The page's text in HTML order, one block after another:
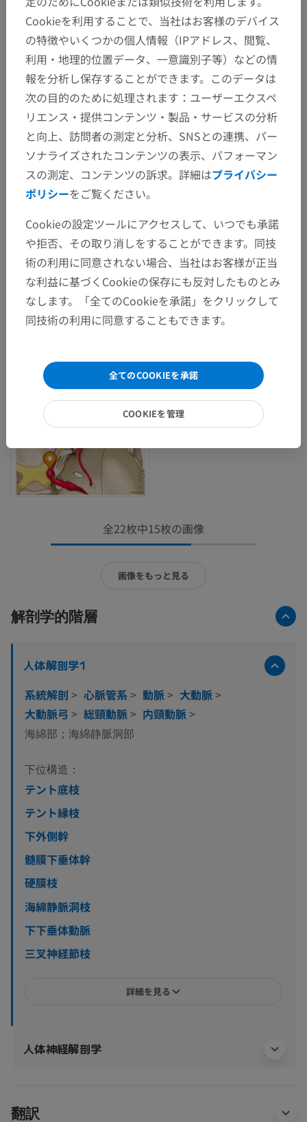
全22枚中15枚の画像
画像をもっと見る
解剖学的階層
人体解剖学1
系統解剖 > 心脈管系> 動脈> 大動脈>
大動脈弓 > 総頸動脈> 内頸動脈>
海綿部；海綿静脈洞部
下位構造：
テント底枝
テント縁枝
下外側幹
髄膜下垂体幹
硬膜枝
海綿静脈洞枝
下下垂体動脈
三叉神経節枝
詳細を見る
人体神経解剖学
翻訳
Cookieを利用することで、当社はお客様のデバイス
の特徴やいくつかの個人情報（IPアドレス、閲覧、
利用・地理的位置データ、一意識別子等）などの情
報を分析し保存することができます。このデータは
次の目的のために処理されます：ユーザーエクスペ
リエンス・提供コンテンツ・製品・サービスの分析
と向上、訪問者の測定と分析、SNSとの連携、パー
ソナライズされたコンテンツの表示、パフォーマン
スの測定、コンテンツの訴求。詳細はプライバシー
ポリシーをご覧ください。
Cookieの設定ツールにアクセスして、いつでも承諾
や拒否、その取り消しをすることができます。同技
術の利用に同意されない場合、当社はお客様が正当
な利益に基づくCookieの保存にも反対したものとみ
なします。「全てのCookieを承諾」をクリックして
同技術の利用に同意することもできます。
全てのCOOKIEを承諾
COOKIEを管理